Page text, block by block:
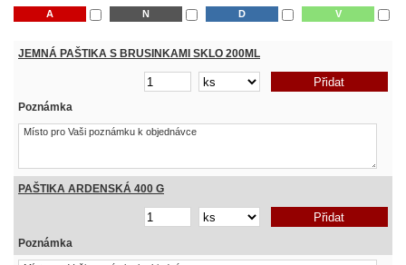
A N D V
JEMNÁ PAŠTIKA S BRUSINKAMI SKLO 200ML
Poznámka
PAŠTIKA ARDENSKÁ 400 G
Poznámka